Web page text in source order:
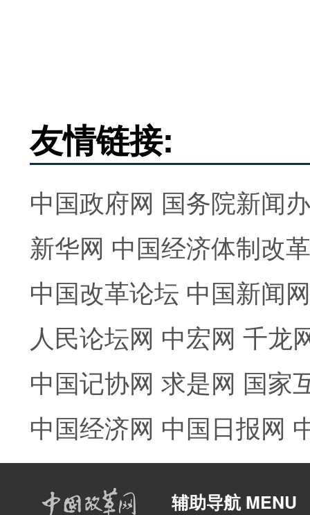
友情链接:
中国政府网 国务院新闻
新华网 中国经济体制改
中国改革论坛 中国新闻网
人民论坛网 中宏网 千龙
中国记协网 求是网 国家
中国经济网 中国日报网
辅助导航 MENU